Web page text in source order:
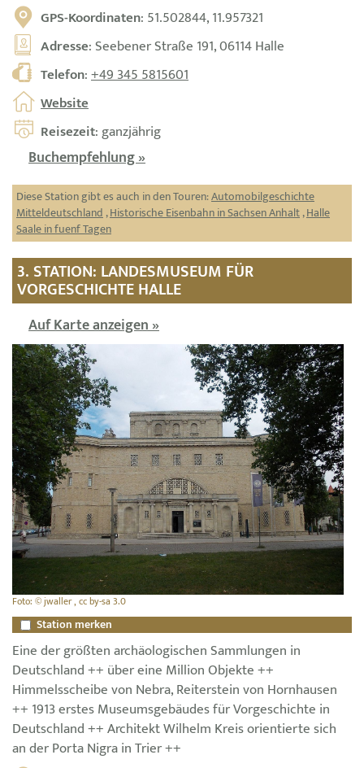
GPS-Koordinaten: 51.502844, 11.957321
Adresse: Seebener Straße 191, 06114 Halle
Telefon:+49 345 5815601
Website
Reisezeit: ganzjährig
Buchempfehlung »
Diese Station gibt es auch in den Touren:Automobilgeschichte
Mitteldeutschland,Historische Eisenbahn in Sachsen Anhalt,Halle
Saale in fuenf Tagen
3. STATION: LANDESMUSEUM FÜR
VORGESCHICHTE HALLE
Auf Karte anzeigen »
Foto: © jwaller , cc by-sa 3.0
Station merken
Eine der größten archäologischen Sammlungen in
Deutschland ++ über eine Million Objekte ++
Himmelsscheibe von Nebra, Reiterstein von Hornhausen
++ 1913 erstes Museumsgebäudes für Vorgeschichte in
Deutschland ++ Architekt Wilhelm Kreis orientierte sich
an der Porta Nigra in Trier ++